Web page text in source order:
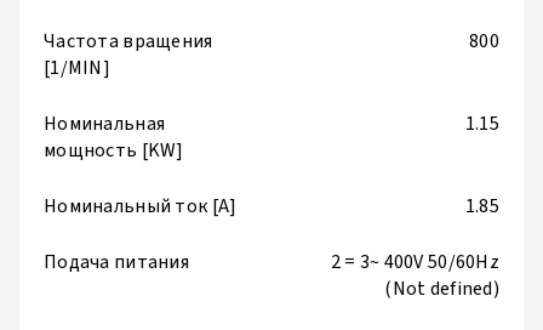
Частота вращения
[1/MIN]
800
Номинальная
мощность [KW]
1.15
Номинальный ток [A] 1.85
Подача питания
2 = 3~ 400V 50/60Hz
(Not defined)